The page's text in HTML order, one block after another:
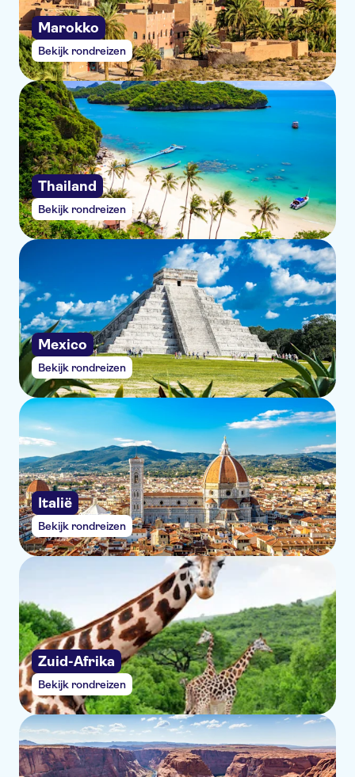
Marokko
Bekijk rondreizen
Thailand
Bekijk rondreizen
Mexico
Bekijk rondreizen
Italië
Bekijk rondreizen
Zuid-Afrika
Bekijk rondreizen